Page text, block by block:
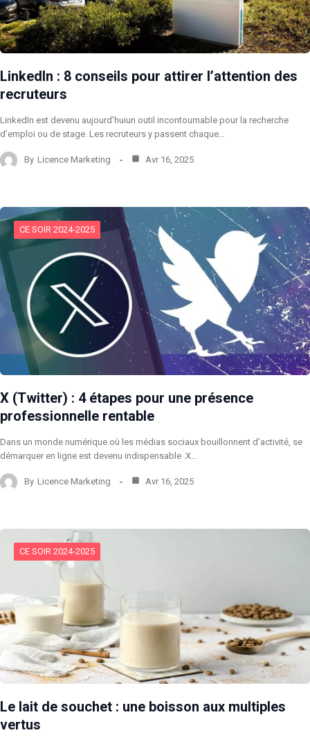
LinkedIn : 8 conseils pour attirer l’attention des
recruteurs
LinkedIn est devenu aujourd’huiun outil incontournable pour la recherche
d’emploi ou de stage. Les recruteurs y passent chaque…
By Licence Marketing Avr 16, 2025
CE SOIR 2024-2025
X (Twitter) : 4 étapes pour une présence
professionnelle rentable
Dans un monde numérique où les médias sociaux bouillonnent d’activité, se
démarquer en ligne est devenu indispensable .X…
By Licence Marketing Avr 16, 2025
CE SOIR 2024-2025
Le lait de souchet : une boisson aux multiples
vertus